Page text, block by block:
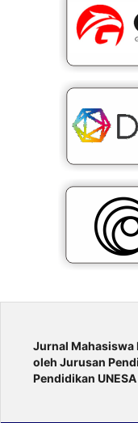
Jurnal Mahasiswa
oleh Jurusan
Pendidikan UNESA